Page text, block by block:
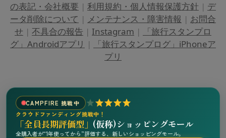
の表記・会社概要 | 利用規約・個人情報保護方針 | デ
ータ削除について | メンテナンス・障害情報 | お問合
せ | 不具合の報告 | Instagram |
「旅行スタンプロ
グ」Androidアプリ |
「旅行スタンプログ」iPhoneア
プリ
CAMPFIRE 挑戦中
クラウドファンディング挑戦中！
「全員長期評価型」 (仮称)ショッピングモール
全購入者が“1年使ってから”評価する、新しいショッピングモール。